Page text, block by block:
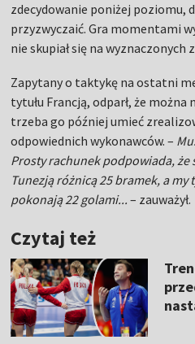
zdecydowanie poniżej poziomu,
przyzwyczaić. Gra momentami
nie skupiał się na wyznaczonych
Zapytany o taktykę na ostatni
tytułu Francją, odparł, że
trzeba go później umieć
odpowiednich wykonawców. –
Prosty rachunek podpowiada, że
Tunezją różnicą 25 bramek, a
pokonają 22 golami...– zauważył.
Czytaj też